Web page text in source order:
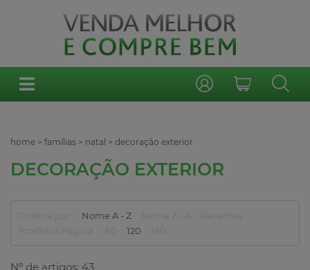
home > famílias > natal > decoração exterior
DECORAÇÃO EXTERIOR
Nome A - Z
120
Nº de artigos: 43